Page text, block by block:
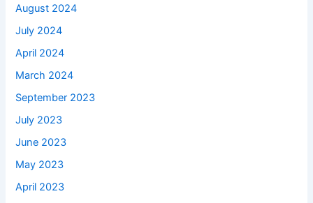
August 2024
July 2024
April 2024
March 2024
September 2023
July 2023
June 2023
May 2023
April 2023